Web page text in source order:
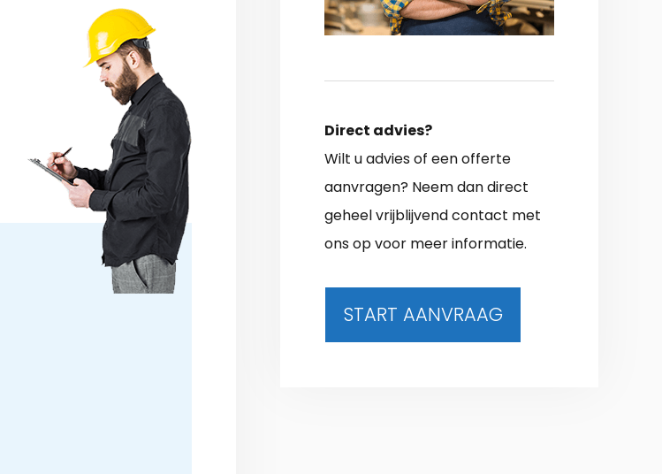
Direct advies?
Wilt u advies of een offerte
aanvragen? Neem dan direct
geheel vrijblijvend contact met
ons op voor meer informatie.
START AANVRAAG